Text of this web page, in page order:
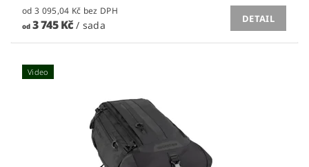
od 3 095,04 Kč bez DPH
od3 745 Kč/ sada
DETAIL
Video